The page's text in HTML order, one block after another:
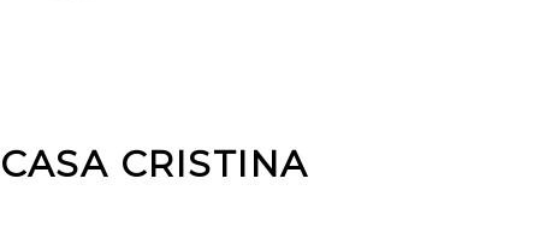
CASA CRISTINA